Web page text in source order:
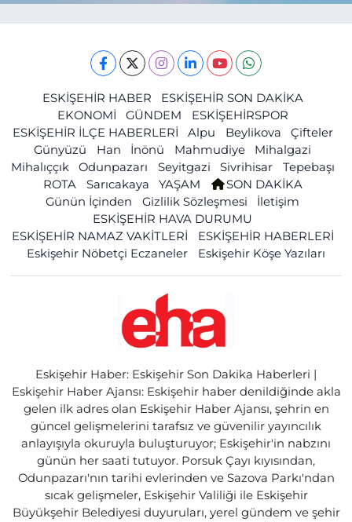
ESKİŞEHİR HABER
ESKİŞEHİR SON DAKİKA
EKONOMİ
GÜNDEM
ESKİŞEHİRSPOR
ESKİŞEHİR İLÇE HABERLERİ
Alpu Beylikova
Çifteler
Günyüzü
Han İnönü Mahmudiye
Mihalgazi
Mihalıççık
Odunpazarı Seyitgazi Sivrihisar
Tepebaşı
ROTA
Sarıcakaya YAŞAM
SON DAKİKA
Günün İçinden
Gizlilik Sözleşmesi
İletişim
ESKİŞEHİR HAVA DURUMU
ESKİŞEHİR NAMAZ VAKİTLERİ
ESKİŞEHİR HABERLERİ
Eskişehir Nöbetçi Eczaneler
Eskişehir Köşe Yazıları
Eskişehir Haber: Eskişehir Son Dakika Haberleri |
Eskişehir Haber Ajansı: Eskişehir haber denildiğinde akla
gelen ilk adres olan Eskişehir Haber Ajansı, şehrin en
güncel gelişmelerini tarafsız ve güvenilir yayıncılık
anlayışıyla okuruyla buluşturuyor; Eskişehir'in nabzını
günün her saati tutuyor. Porsuk Çayı kıyısından,
Odunpazarı'nın tarihi evlerinden ve Sazova Parkı'ndan
sıcak gelişmeler, Eskişehir Valiliği ile Eskişehir
Büyükşehir Belediyesi duyuruları, yerel gündem ve şehir